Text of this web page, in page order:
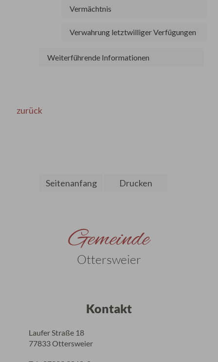
Vermächtnis
Verwahrung letztwilliger Verfügungen
Weiterführende Informationen
zurück
Seitenanfang Drucken
Gemeinde
Ottersweier
Kontakt
Laufer Straße 18
77833 Ottersweier